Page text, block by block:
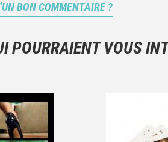
BON COMMENTAIRE ?
Et,
POURRAIENT VOUS